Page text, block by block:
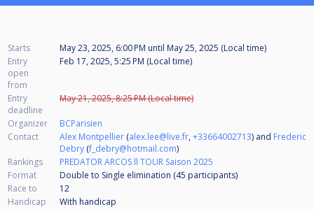
Starts May 23, 2025, 6:00 PM until May 25, 2025 (Local time)
Entry
open
from
Feb 17, 2025, 5:25 PM (Local time)
Entry
deadline
May 21, 2025, 8:25 PM (Local time)
Organizer
BCParisien
Contact
Alex Montpellier (alex.lee@live.fr,+33664002713) and Frederic
Debry (f_debry@hotmail.com)
Rankings
PREDATOR ARCOS ll TOUR Saison 2025
Format
Double to Single elimination (45 participants)
Race to
12
Handicap
With handicap